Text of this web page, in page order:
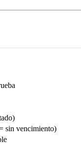
sin vencimiento)